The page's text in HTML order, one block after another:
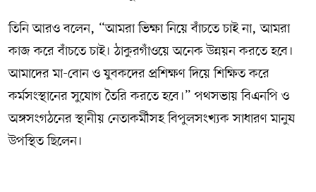
তিনি আরও বলেন, “আমরা ভিক্ষা নিয়ে বাঁচতে চাই না, আমরা
কাজ করে বাঁচতে চাই। ঠাকুরগাঁওয়ে অনেক উন্নয়ন করতে হবে।
আমাদের মা-বোন ও যুবকদের প্রশিক্ষণ দিয়ে শিক্ষিত করে
কর্মসংস্থানের সুযোগ তৈরি করতে হবে।” পথসভায় বিএনপি ও
অঙ্গসংগঠনের স্থানীয় নেতাকর্মীসহ বিপুলসংখ্যক সাধারণ মানুষ
উপস্থিত ছিলেন।